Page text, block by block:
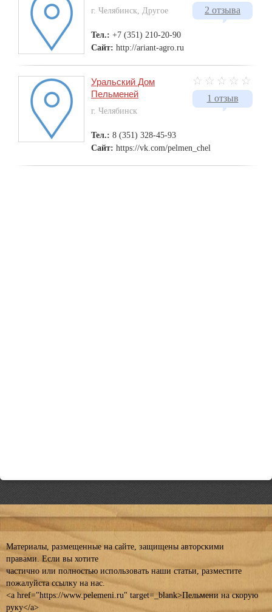
2 отзыва
г. Челябинск, Другое
Тел.: +7 (351) 210-20-90
Сайт: http://ariant-agro.ru
1 отзыв
Уральский Дом
Пельменей
г. Челябинск
Тел.: 8 (351) 328-45-93
Сайт: https://vk.com/pelmen_chel
Материалы, размещенные на сайте, защищены авторскими
правами. Если вы хотите
частично или полностью использовать наши статьи, разместите
пожалуйста ссылку на нас.
<a href="https://www.pelemeni.ru" target=_blank>Пельмени на скорую
руку</a>